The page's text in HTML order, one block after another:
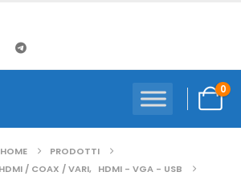
0
HOME
PRODOTTI
/ COAX / VARI, HDMI - VGA - USB